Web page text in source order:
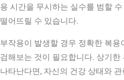
용 시간을 무시하는 실수를 범할
떨어뜨릴 수 있습니다.
부작용이 발생할 경우 정확한 복
검해보는 것이 필요합니다. 상기한
나타난다면, 자신의 건강 상태와